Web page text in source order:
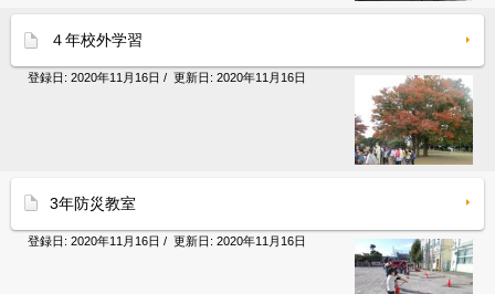
４年校外学習
登録日: 2020年11月16日 / 更新日: 2020年11月16日
3年防災教室
登録日: 2020年11月16日 / 更新日: 2020年11月16日